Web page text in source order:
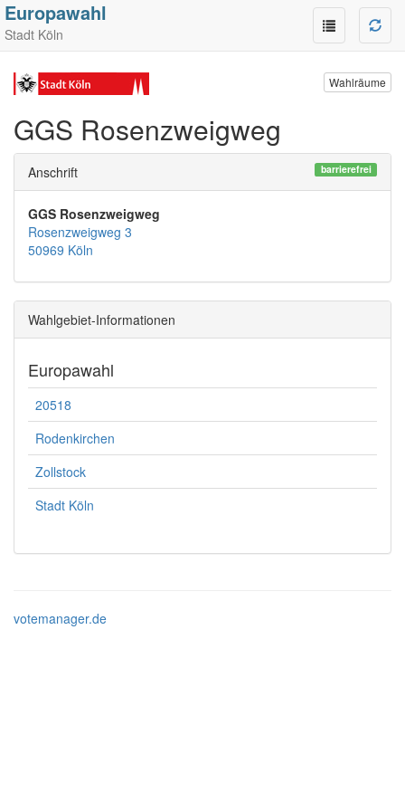
Europawahl
Stadt Köln
Wahlräume
GGS Rosenzweigweg
Anschrift barrierefrei
GGS Rosenzweigweg
Rosenzweigweg 3
50969 Köln
Wahlgebiet-Informationen
Europawahl
20518
Rodenkirchen
Zollstock
Stadt Köln
votemanager.de